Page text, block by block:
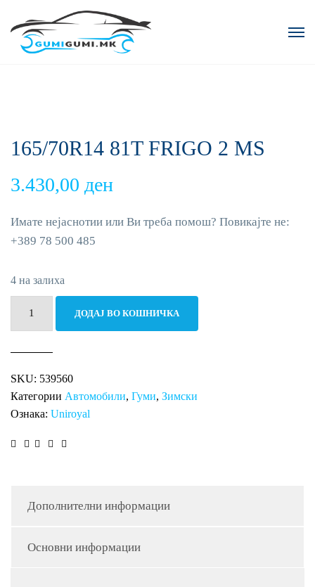
165/70R14 81T FRIGO 2 MS
3.430,00 ден
Имате нејаснотии или Ви треба помош? Повикајте не:
+389 78 500 485
4 на залиха
MS
количина
ДОДАЈ ВО КОШНИЧКА
SKU: 539560
Категории Автомобили, Гуми, Зимски
Ознака: Uniroyal
Дополнителни информации
Основни информации